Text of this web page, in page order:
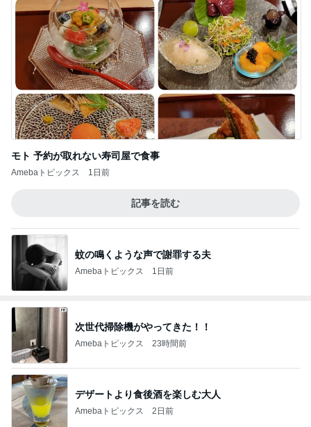
モト 予約が取れない寿司屋で食事
Amebaトピックス 1日前
記事を読む
蚊の鳴くような声で謝罪する夫
Amebaトピックス 1日前
次世代掃除機がやってきた！！
Amebaトピックス 23時間前
デザートより食後酒を楽しむ大人
Amebaトピックス 2日前